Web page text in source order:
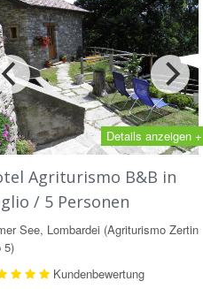
Details anzeigen +
Agriturismo B&B in
/ 5 Personen
See, Lombardei (Agriturismo Zertin
5)
Kundenbewertung